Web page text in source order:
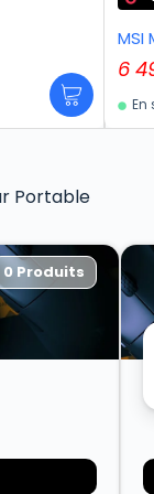
MSI
6
En
Portable
0 Produits